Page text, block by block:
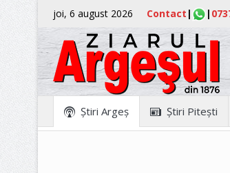
joi, 6 august 2026 Contact | |
Ştiri Argeş Ştiri Piteşti